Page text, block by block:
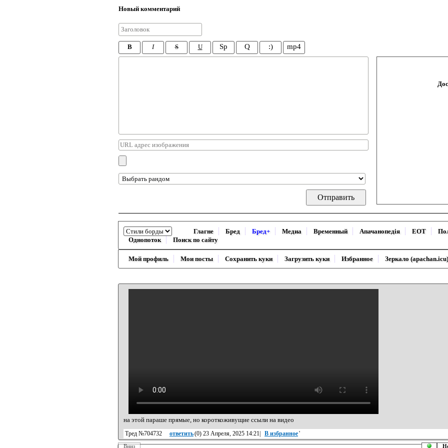
Новый комментарий
B I S U Sp Q :) mp4
Глагне Бред Бред+ Медиа Временный Апачанопедiя ЕОТ
Однопоток
Поиск по сайту
Мой профиль Мои посты Сохранить куки Загрузить куки Избранное Зеркало (apachan.icu)
на этой параше прямые, но короткоживущие ссыли на видео
Тред №704732 ответить(0) 23 Апреля, 2025 14:21| В избранное'
Вниз